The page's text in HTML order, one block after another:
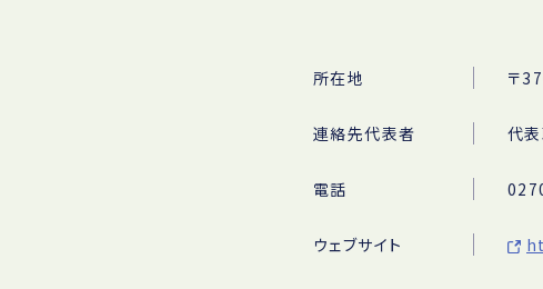
所在地 〒
連絡先代表者 代
電話
ウェブサイト